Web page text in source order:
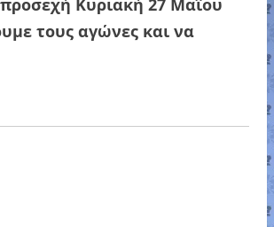
Κυριακή 27 Μαΐου
τους αγώνες και να